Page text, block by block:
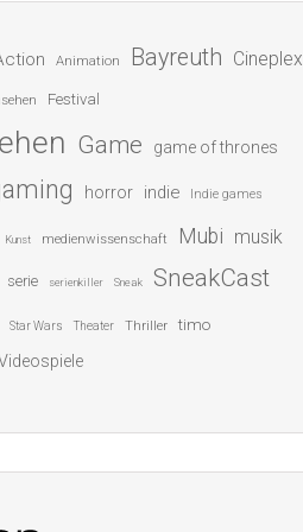
Animation Bayreuth Cineplex
Festival
Game game of thrones
horror indie Indie games
Kunst medienwissenschaft Mubi musik
serie serienkiller Sneak SneakCast
Star Wars Theater Thriller timo